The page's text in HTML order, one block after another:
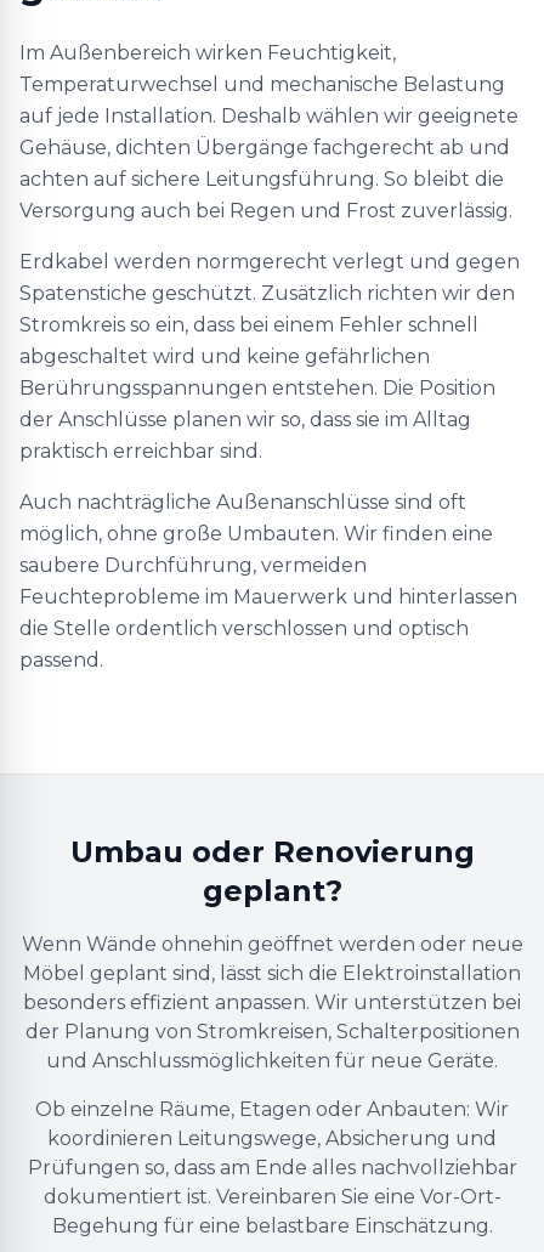
Im Außenbereich wirken Feuchtigkeit,
Temperaturwechsel und mechanische Belastung
auf jede Installation. Deshalb wählen wir geeignete
Gehäuse, dichten Übergänge fachgerecht ab und
achten auf sichere Leitungsführung. So bleibt die
Versorgung auch bei Regen und Frost zuverlässig.
Erdkabel werden normgerecht verlegt und gegen
Spatenstiche geschützt. Zusätzlich richten wir den
Stromkreis so ein, dass bei einem Fehler schnell
abgeschaltet wird und keine gefährlichen
Berührungsspannungen entstehen. Die Position
der Anschlüsse planen wir so, dass sie im Alltag
praktisch erreichbar sind.
Auch nachträgliche Außenanschlüsse sind oft
möglich, ohne große Umbauten. Wir finden eine
saubere Durchführung, vermeiden
Feuchteprobleme im Mauerwerk und hinterlassen
die Stelle ordentlich verschlossen und optisch
passend.
Umbau oder Renovierung
geplant?
Wenn Wände ohnehin geöffnet werden oder neue
Möbel geplant sind, lässt sich die Elektroinstallation
besonders effizient anpassen. Wir unterstützen bei
der Planung von Stromkreisen, Schalterpositionen
und Anschlussmöglichkeiten für neue Geräte.
Ob einzelne Räume, Etagen oder Anbauten: Wir
koordinieren Leitungswege, Absicherung und
Prüfungen so, dass am Ende alles nachvollziehbar
dokumentiert ist. Vereinbaren Sie eine Vor-Ort-
Begehung für eine belastbare Einschätzung.